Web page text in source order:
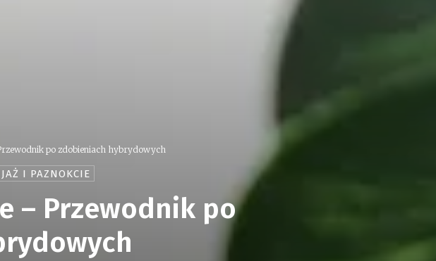
po zdobieniach hybrydowych
I PAZNOKCIE
– Przewodnik po